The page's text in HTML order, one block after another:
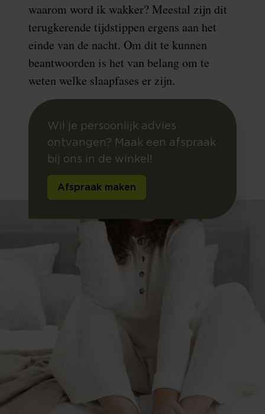
waarom word ik wakker? Meestal zijn dit
terugkerende tijdstippen ergens aan het
einde van de nacht. Om dit te kunnen
beantwoorden is het van belang om te
weten welke slaapfases er zijn.
Wil je persoonlijk advies
ontvangen? Maak een afspraak
bij ons in de winkel!
Afspraak maken